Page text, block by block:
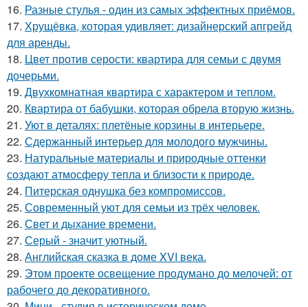
16. Разные стулья - один из самых эффектных приёмов.
17. Хрущёвка, которая удивляет: дизайнерский апгрейд
для аренды.
18. Цвет против серости: квартира для семьи с двумя
дочерьми.
19. Двухкомнатная квартира с характером и теплом.
20. Квартира от бабушки, которая обрела вторую жизнь.
21. Уют в деталях: плетёные корзины в интерьере.
22. Сдержанный интерьер для молодого мужчины.
23. Натуральные материалы и природные оттенки
создают атмосферу тепла и близости к природе.
24. Питерская однушка без компромиссов.
25. Современный уют для семьи из трёх человек.
26. Свет и дыхание времени.
27. Серый - значит уютный.
28. Английская сказка в доме XVI века.
29. Этом проекте освещение продумано до мелочей: от
рабочего до декоративного.